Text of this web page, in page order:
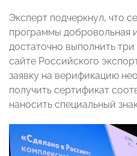
Эксперт подчеркнул, что
программы добровольная
достаточно выполнить
сайте Российского
заявку на верификацию
получить сертификат
наносить специальный